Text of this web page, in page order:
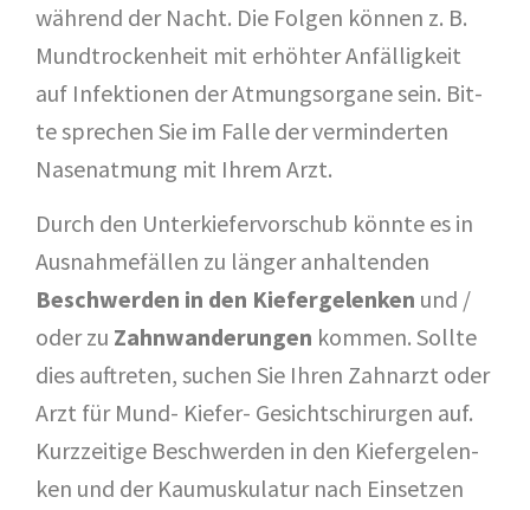
wäh­rend der Nacht. Die Fol­gen kön­nen z. B.
Mund­tro­cken­heit mit erhöh­ter Anfäl­lig­keit
auf Infek­tio­nen der Atmungs­or­ga­ne sein. Bit­
te spre­chen Sie im Fal­le der ver­min­der­ten
Nasen­at­mung mit Ihrem Arzt.
Durch den Unter­kie­fer­vor­schub könn­te es in
Aus­nah­me­fäl­len zu län­ger anhal­ten­den
Beschwer­den in den Kie­fer­ge­len­ken und /
oder zu Zahn­wan­de­run­gen kom­men. Soll­te
dies auf­tre­ten, suchen Sie Ihren Zahn­arzt oder
Arzt für Mund- Kie­fer- Gesichts­chir­ur­gen auf.
Kurz­zei­ti­ge Beschwer­den in den Kie­fer­ge­len­
ken und der Kau­mus­ku­la­tur nach Ein­set­zen